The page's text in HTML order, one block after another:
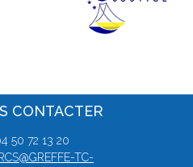
CONTACTER
50 72 13 20
RCS@GREFFE-TC-